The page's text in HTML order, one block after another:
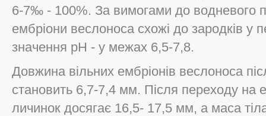
6-7‰ - 100%. За вимогами до водневого
ембріони веслоноса схожі до зародків у
значення рН - у межах 6,5-7,8.
Довжина вільних ембріонів веслоноса
становить 6,7-7,4 мм. Після переходу на
личинок досягає 16,5- 17,5 мм, а маса